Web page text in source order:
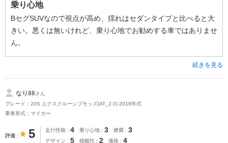
乗り心地
BセグSUVなので視点が高め、揺れはセダンタイプと比べると大
きい。悪くは無いけれど、乗り心地でお勧めする車ではありませ
ん。
続きを見る
なり88さん
グレード：20S エクスクルーシブモッズ(AT_2.0) 2018年式
乗車形式：マイカー
評価 5 走行性能 4 乗り心地 3 燃費 3
デザイン 5 積載性 2 価格 4